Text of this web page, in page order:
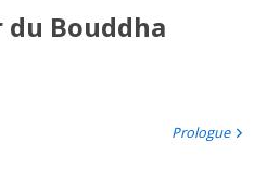
du Bouddha
Prologue